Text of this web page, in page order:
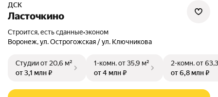
ДСК
Ласточкино
Строится, есть сданные•эконом
Воронеж,ул. Острогожская / ул. Ключникова
Студииот 20,6 м²
от 3,1 млн ₽
1-комн.от 35,9 м²
от 4 млн ₽
2-комн.от
от 6,8 млн ₽